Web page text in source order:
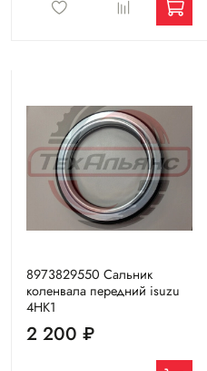
8973829550 Сальник
коленвала передний isuzu
4HK1
2 200 ₽